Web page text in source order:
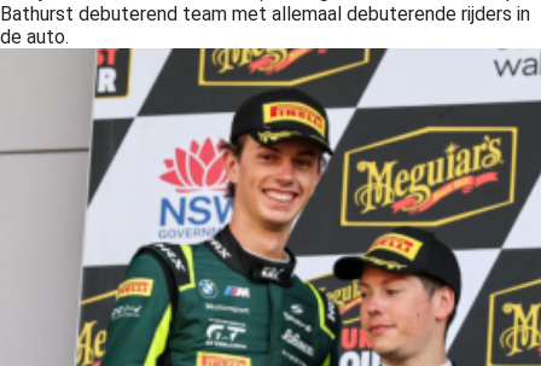
Bathurst debuterend team met allemaal debuterende rijders in
de auto.